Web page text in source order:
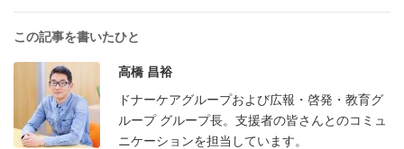
この記事を書いたひと
高橋 昌裕
ドナーケアグループおよび広報・啓発・教育グ
ループ グループ長。支援者の皆さんとのコミュ
ニケーションを担当しています。